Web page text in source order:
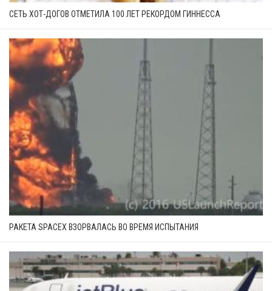
СЕТЬ ХОТ-ДОГОВ ОТМЕТИЛА 100 ЛЕТ РЕКОРДОМ ГИННЕССА
РАКЕТА SPACEX ВЗОРВАЛАСЬ ВО ВРЕМЯ ИСПЫТАНИЯ